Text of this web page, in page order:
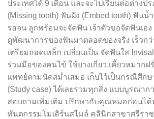
ประเทศได้ 9 เดือน และจะไปเรียนต่อต่างป
(Missing tooth) ฟันฝัง (Embed tooth) ฟันน้
รอจน ลูกพร้อมจะจัดฟัน เจ้าตัวขอจัดฟันเอ
ดูพัฒนาการของฟันมาตลอดของจริง เร็วกว่
เตรียมถอดเหล็ก เปลี่ยนเป็น จัดฟันใส
ร่วมมือของคนไข้ ใช้ยางเกี่ยว,เคี้ยวหมากฝ
แพทย์ตามนัดสม่ำเสมอ เก็บไว้เป็นกรณีศึกษ
(Study case) ได้เลยรวมทุกสิ่ง แบบบูรณาก
สอบถามเพิ่มเติม ปรึกษากับคุณหมอก่อนได้
ทันตกรรมโมเดิร์นสไมล์ คลินิกสาขาศรีรา